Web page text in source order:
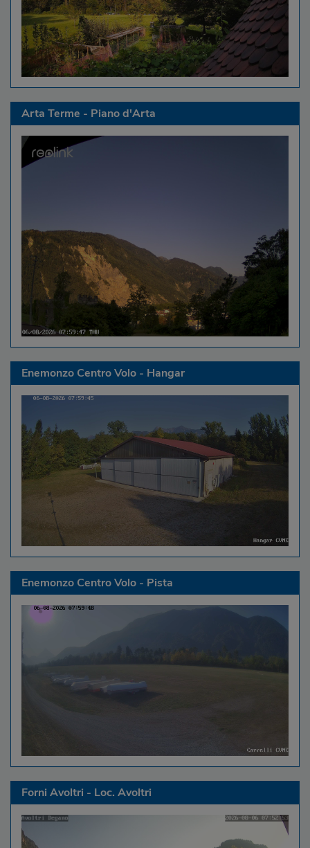
Arta Terme - Piano d'Arta
Enemonzo Centro Volo - Hangar
Enemonzo Centro Volo - Pista
Forni Avoltri - Loc. Avoltri